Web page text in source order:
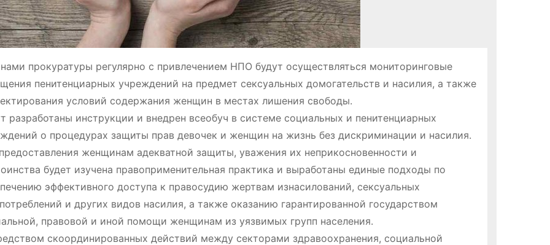
прокуратуры регулярно с привлечением НПО будут осуществляться мониторинговые
пенитенциарных учреждений на предмет сексуальных домогательств и насилия, а также
условий содержания женщин в местах лишения свободы.
разработаны инструкции и внедрен всеобуч в системе социальных и пенитенциарных
о процедурах защиты прав девочек и женщин на жизнь без дискриминации и насилия.
женщинам адекватной защиты, уважения их неприкосновенности и
будет изучена правоприменительная практика и выработаны единые подходы по
эффективного доступа к правосудию жертвам изнасилований, сексуальных
и других видов насилия, а также оказанию гарантированной государством
правовой и иной помощи женщинам из уязвимых групп населения.
скоординированных действий между секторами здравоохранения, социальной